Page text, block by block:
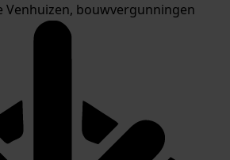
Venhuizen, bouwvergunningen